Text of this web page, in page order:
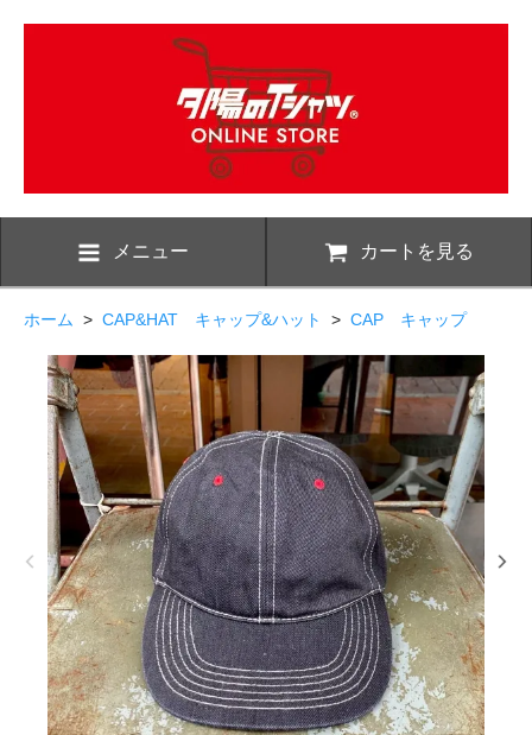
メニュー カートを見る
ホーム > CAP&HAT キャップ&ハット > CAP キャップ